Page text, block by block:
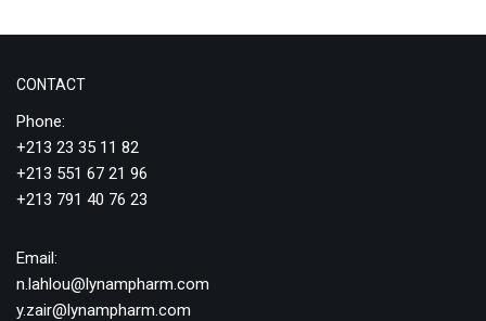
CONTACT
Phone:
+213 23 35 11 82
+213 551 67 21 96
+213 791 40 76 23
Email:
n.lahlou@lynampharm.com
y.zair@lynampharm.com